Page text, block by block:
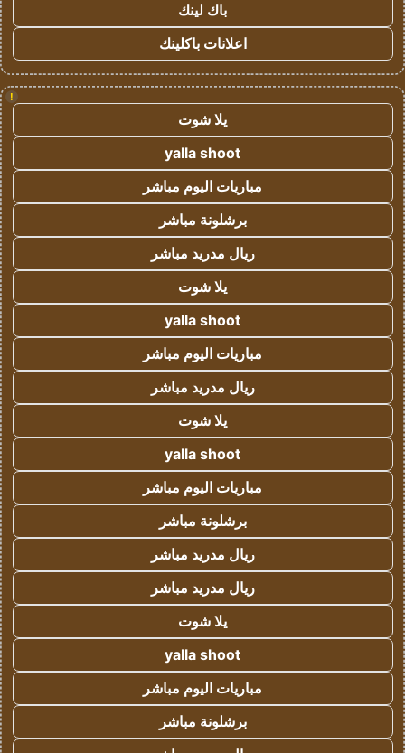
باك لينك
اعلانات باكلينك
!
يلا شوت
yalla shoot
مباريات اليوم مباشر
برشلونة مباشر
ريال مدريد مباشر
يلا شوت
yalla shoot
مباريات اليوم مباشر
ريال مدريد مباشر
يلا شوت
yalla shoot
مباريات اليوم مباشر
برشلونة مباشر
ريال مدريد مباشر
ريال مدريد مباشر
يلا شوت
yalla shoot
مباريات اليوم مباشر
برشلونة مباشر